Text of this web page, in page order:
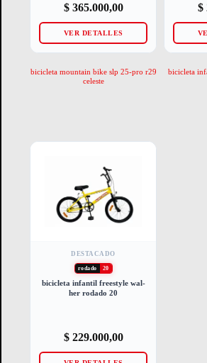
$365.000,00
VER DETALLES
bicicleta mountain bike slp 25-pro r29
celeste
$
bicicleta
DESTACADO
rodado 20
bicicleta infantil freestyle wal-
her rodado 20
$229.000,00